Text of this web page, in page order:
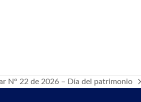
N° 22 de 2026 – Día del patrimonio